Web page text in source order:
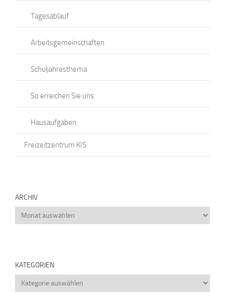
Tagesablauf
Arbeitsgemeinschaften
Schuljahresthema
So erreichen Sie uns
Hausaufgaben
Freizeitzentrum KIS
ARCHIV
Archiv
KATEGORIEN
Kategorien